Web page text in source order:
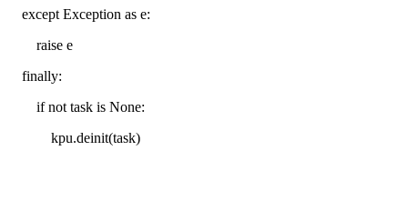
except Exception as e:
raise e
finally:
if not task is None:
kpu.deinit(task)